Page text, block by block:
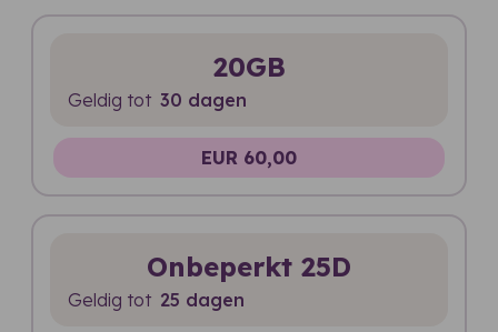
20GB
Geldig tot 30 dagen
EUR 60,00
Onbeperkt 25D
Geldig tot 25 dagen